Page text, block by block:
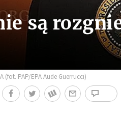
są
(fot. PAP/EPA Aude Guerrucci)